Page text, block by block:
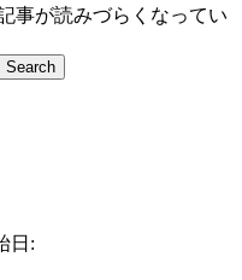
事が読みづらくなってい
日: